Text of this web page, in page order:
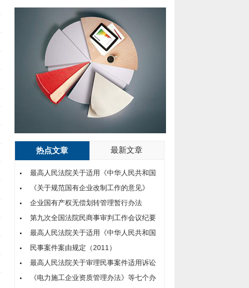
热点文章 最新文章
最高人民法院关于适用《中华人民共和国
涉外民事关系法律适用法》若干问题的解
释（一）
《关于规范国有企业改制工作的意见》
（国办发[2003]96号）
企业国有产权无偿划转管理暂行办法
第九次全国法院民商事审判工作会议纪要
最高人民法院关于适用《中华人民共和国
合同法》若干问题的解释（二）
民事案件案由规定（2011）
最高人民法院关于审理民事案件适用诉讼
时效制度若干问题的规定
《电力施工企业资质管理办法》等七个办